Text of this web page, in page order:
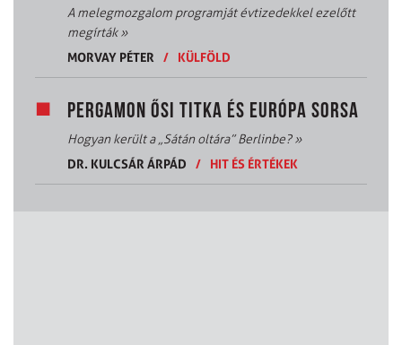
A melegmozgalom programját évtizedekkel ezelőtt
megírták»
MORVAY PÉTER
/ KÜLFÖLD
PERGAMON ŐSI TITKA ÉS EURÓPA SORSA
Hogyan került a „Sátán oltára” Berlinbe?»
DR. KULCSÁR ÁRPÁD
/ HIT ÉS ÉRTÉKEK